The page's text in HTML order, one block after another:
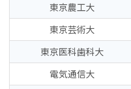
東京農工大
東京芸術大
東京医科歯科大
電気通信大